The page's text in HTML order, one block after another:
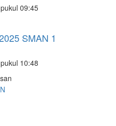
09:45
SMAN 1
10:48